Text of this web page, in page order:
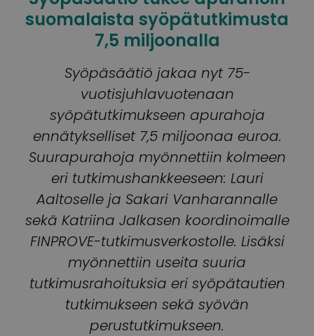
suomalaista syöpätutkimusta
7,5 miljoonalla
Syöpäsäätiö jakaa nyt 75-
vuotisjuhlavuotenaan
syöpätutkimukseen apurahoja
ennätykselliset 7,5 miljoonaa euroa.
Suurapurahoja myönnettiin kolmeen
eri tutkimushankkeeseen: Lauri
Aaltoselle ja Sakari Vanharannalle
sekä Katriina Jalkasen koordinoimalle
FINPROVE-tutkimusverkostolle. Lisäksi
myönnettiin useita suuria
tutkimusrahoituksia eri syöpätautien
tutkimukseen sekä syövän
perustutkimukseen.